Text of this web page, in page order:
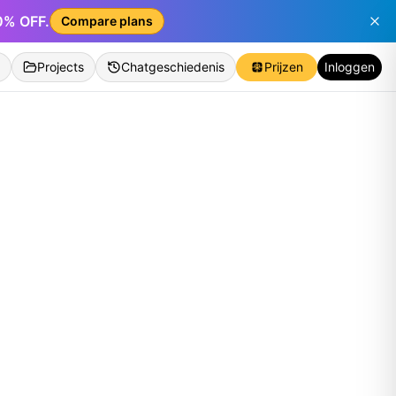
OFF. Compare plans
Projects Chatgeschiedenis Prijzen Inloggen